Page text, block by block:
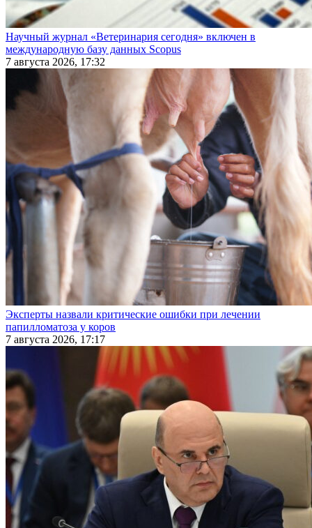
Научный журнал «Ветеринария сегодня» включен в
международную базу данных Scopus
7 августа 2026, 17:32
Эксперты назвали критические ошибки при лечении
папилломатоза у коров
7 августа 2026, 17:17